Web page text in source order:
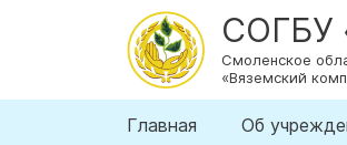
СОГБУ
Смоленское
«Вяземский
Главная Об